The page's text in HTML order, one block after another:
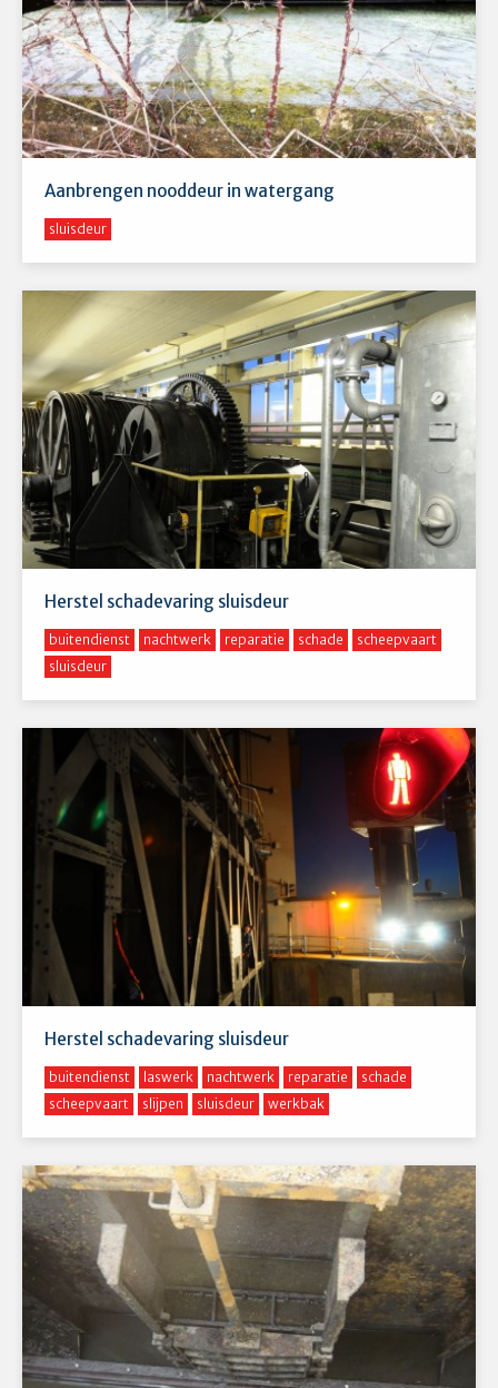
Aanbrengen nooddeur in watergang
sluisdeur
Herstel schadevaring sluisdeur
buitendienst nachtwerk reparatie schade
scheepvaart
sluisdeur
Herstel schadevaring sluisdeur
buitendienst laswerk nachtwerk reparatie
schade
scheepvaart
slijpen sluisdeur werkbak